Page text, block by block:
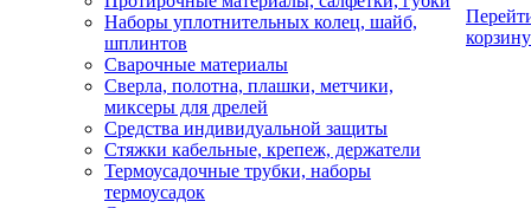
Наборы уплотнительных колец, шайб,
шплинтов
Сварочные материалы
Сверла, полотна, плашки, метчики,
миксеры для дрелей
Средства индивидуальной защиты
Стяжки кабельные, крепеж, держатели
Термоусадочные трубки, наборы
термоусадок
корзину